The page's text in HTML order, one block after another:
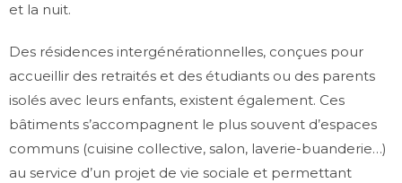
et la nuit.
Des résidences intergénérationnelles, conçues pour
accueillir des retraités et des étudiants ou des parents
isolés avec leurs enfants, existent également. Ces
bâtiments s’accompagnent le plus souvent d’espaces
communs (cuisine collective, salon, laverie-buanderie…)
au service d’un projet de vie sociale et permettant